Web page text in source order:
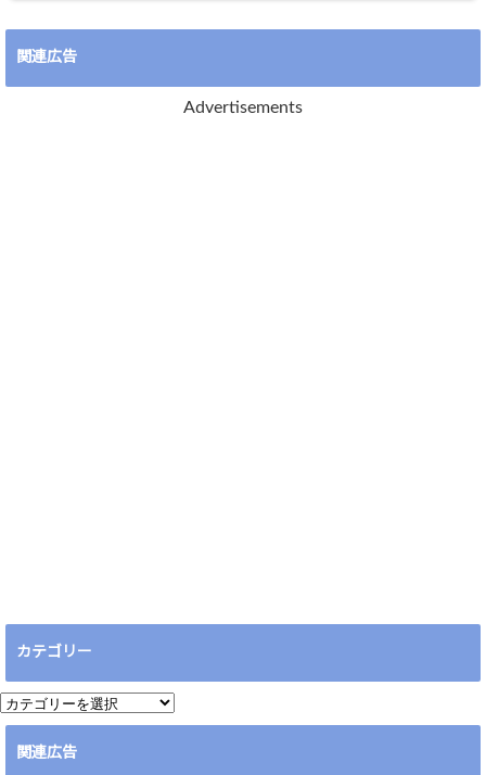
関連広告
Advertisements
カテゴリー
カ
テ
関連広告